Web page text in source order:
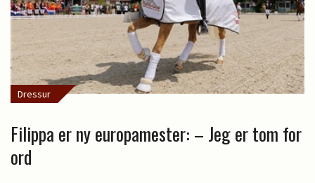
Dressur
Filippa er ny europamester: – Jeg er tom for
ord